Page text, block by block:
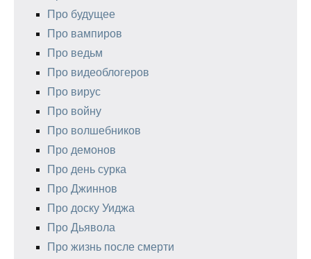
Про будущее
Про вампиров
Про ведьм
Про видеоблогеров
Про вирус
Про войну
Про волшебников
Про демонов
Про день сурка
Про Джиннов
Про доску Уиджа
Про Дьявола
Про жизнь после смерти